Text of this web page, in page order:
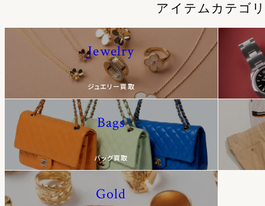
アイテムカテゴ
Jewelry
ジュエリー買取
Bags
バッグ買取
Gold